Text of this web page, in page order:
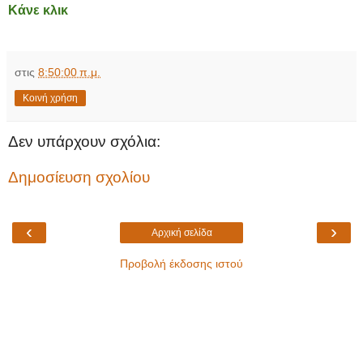
Κάνε κλικ
στις 8:50:00 π.μ.
Κοινή χρήση
Δεν υπάρχουν σχόλια:
Δημοσίευση σχολίου
‹ ›
Αρχική σελίδα
Προβολή έκδοσης ιστού